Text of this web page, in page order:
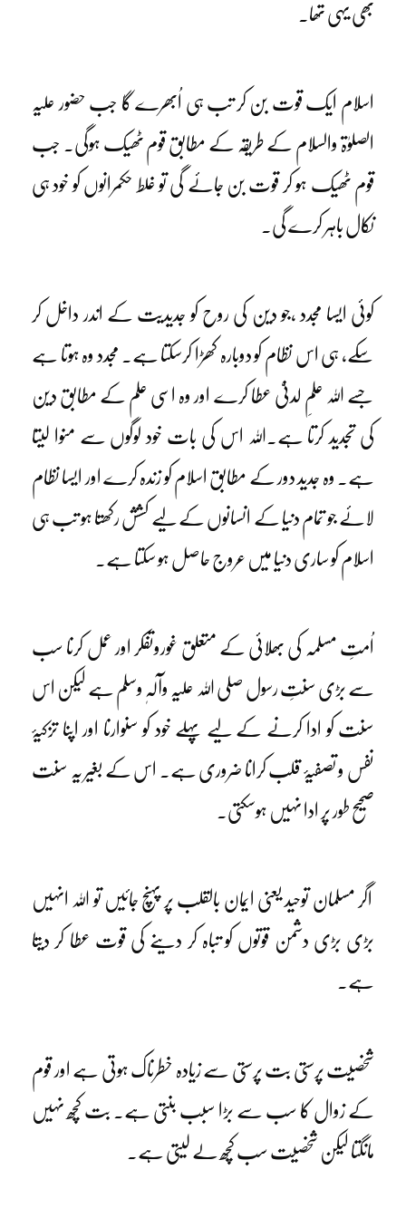
بھی یہی تھا۔
اسلام ایک قوت بن کر تب ہی اُبھرے گا جب حضور علیہ
الصلوٰۃ والسلام کے طریقہ کے مطابق قوم ٹھیک ہوگی۔ جب
قوم ٹھیک ہو کر قوت بن جائے گی تو غلط حکمرانوں کو خود ہی
نکال باہر کرے گی۔
کوئی ایسا مجدد ،جو دین کی روح کو جدیدیت کے اندر داخل کر
سکے، ہی اس نظام کو دوبارہ کھڑا کرسکتا ہے۔ مجدد وہ ہوتا ہے
جسے اللہ علمِ لدنیّ عطا کرے اور وہ اسی علم کے مطابق دین
کی تجدید کرتا ہے۔اللہ اس کی بات خود لوگوں سے منوا لیتا
ہے۔ وہ جدید دور کے مطابق اسلام کو زندہ کرے اور ایسا نظام
لائے جو تمام دنیا کے انسانوں کے لیے کشش رکھتا ہو تب ہی
اسلام کو ساری دنیا میں عروج حاصل ہو سکتا ہے۔
اُمتِ مسلمہ کی بھلائی کے متعلق غوروتفکر اور عمل کرنا سب
سے بڑی سنتِ رسول صلی اللہ علیہ وآلہٖ وسلم ہے لیکن اس
سنت کو ادا کرنے کے لیے پہلے خود کو سنوارنا اور اپنا تزکیۂ
نفس و تصفیۂ قلب کرانا ضروری ہے۔ اس کے بغیر یہ سنت
صحیح طور پر ادا نہیں ہوسکتی۔
اگر مسلمان توحید یعنی ایمان بالقلب پر پہنچ جائیں تو اللہ انہیں
بڑی بڑی دشمن قوتوں کو تباہ کر دینے کی قوت عطا کر دیتا
ہے۔
شخصیت پرستی بت پرستی سے زیادہ خطرناک ہوتی ہے اور قوم
کے زوال کا سب سے بڑا سبب بنتی ہے۔ بت کچھ نہیں
مانگتا لیکن شخصیت سب کچھ لے لیتی ہے۔